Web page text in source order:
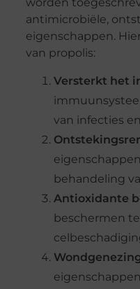
antimicrobiële,
eigenschappen.
van propolis:
Versterkt het
van infecties
behandeling
Antioxidante
beschermen